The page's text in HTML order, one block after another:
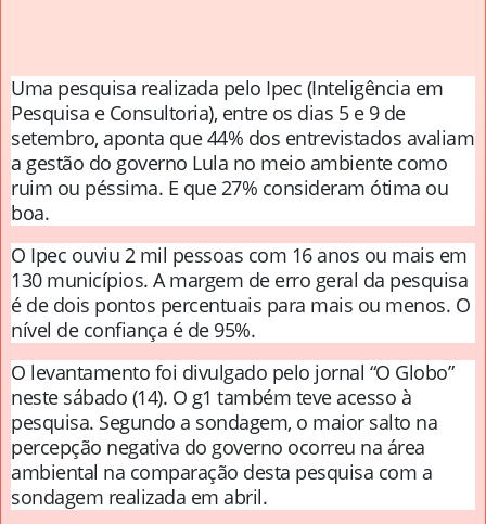
Uma pesquisa realizada pelo Ipec (Inteligência em
Pesquisa e Consultoria), entre os dias 5 e 9 de
setembro, aponta que 44% dos entrevistados avaliam
a gestão do governo Lula no meio ambiente como
ruim ou péssima. E que 27% consideram ótima ou
boa.
O Ipec ouviu 2 mil pessoas com 16 anos ou mais em
130 municípios. A margem de erro geral da pesquisa
é de dois pontos percentuais para mais ou menos. O
nível de confiança é de 95%.
O levantamento foi divulgado pelo jornal “O Globo”
neste sábado (14). O g1 também teve acesso à
pesquisa. Segundo a sondagem, o maior salto na
percepção negativa do governo ocorreu na área
ambiental na comparação desta pesquisa com a
sondagem realizada em abril.